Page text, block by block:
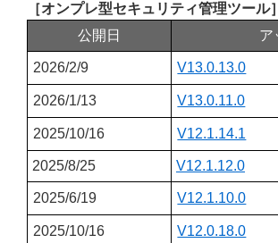
［オンプレ型セキュリティ管理ツール］
公開日
ア
2026/2/9 V13.0.13.0
2026/1/13 V13.0.11.0
2025/10/16 V12.1.14.1
2025/8/25 V12.1.12.0
2025/6/19 V12.1.10.0
2025/10/16 V12.0.18.0